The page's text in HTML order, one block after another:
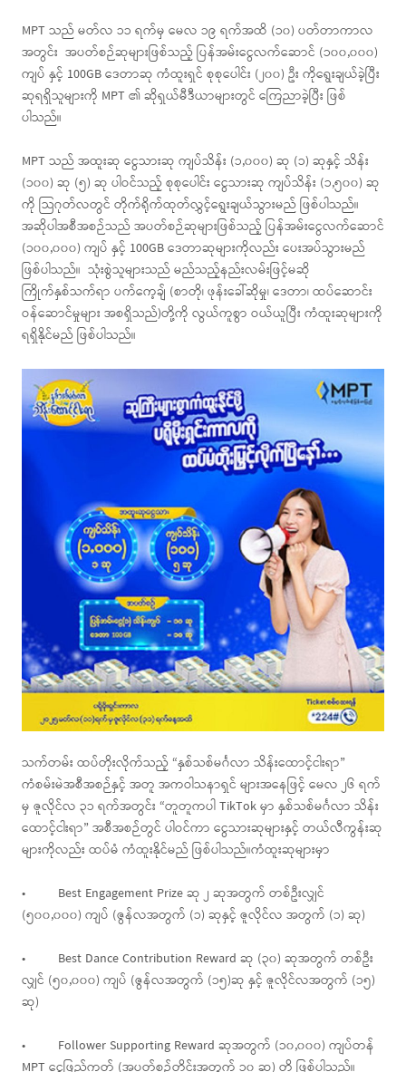
MPT သည် မတ်လ ၁၁ ရက်မှ မေလ ၁၉ ရက်အထိ (၁၀) ပတ်တာကာလ
အတွင်း အပတ်စဉ်ဆုများဖြစ်သည့် ပြန်အမ်းငွေလက်ဆောင် (၁၀၀,၀၀၀)
ကျပ် နှင့် 100GB ဒေတာဆု ကံထူးရှင် စုစုပေါင်း (၂၀၀) ဦး ကိုရွေးချယ်ခဲ့ပြီး
ဆုရရှိသူများကို MPT ၏ ဆိုရှယ်မီဒီယာများတွင် ကြေညာခဲ့ပြီး ဖြစ်
ပါသည်။
MPT သည် အထူးဆု ငွေသားဆု ကျပ်သိန်း (၁,၀၀၀) ဆု (၁) ဆုနှင့် သိန်း
(၁၀၀) ဆု (၅) ဆု ပါဝင်သည့် စုစုပေါင်း ငွေသားဆု ကျပ်သိန်း (၁,၅၀၀) ဆု
ကို သြဂုတ်လတွင် တိုက်ရိုက်ထုတ်လွှင့်ရွေးချယ်သွားမည် ဖြစ်ပါသည်။
အဆိုပါအစီအစဉ်သည် အပတ်စဉ်ဆုများဖြစ်သည့် ပြန်အမ်းငွေလက်ဆောင်
(၁၀၀,၀၀၀) ကျပ် နှင့် 100GB ဒေတာဆုများကိုလည်း ပေးအပ်သွားမည်
ဖြစ်ပါသည်။ သုံးစွဲသူများသည် မည်သည့်နည်းလမ်းဖြင့်မဆို
ကြိုက်နှစ်သက်ရာ ပက်ကေ့ချ် (စာတို၊ ဖုန်းခေါ်ဆိုမှု၊ ဒေတာ၊ ထပ်ဆောင်း
ဝန်ဆောင်မှုများ အစရှိသည်)တို့ကို လွယ်ကူစွာ ဝယ်ယူပြီး ကံထူးဆုများကို
ရရှိနိုင်မည် ဖြစ်ပါသည်။
သက်တမ်း ထပ်တိုးလိုက်သည့် “နှစ်သစ်မင်္ဂလာ သိန်းထောင့်ငါးရာ”
ကံစမ်းမဲအစီအစဉ်နှင့် အတူ အကဝါသနာရှင် များအနေဖြင့် မေလ ၂၆ ရက်
မှ ဇူလိုင်လ ၃၁ ရက်အတွင်း “တူတူကပါ TikTok မှာ နှစ်သစ်မင်္ဂလာ သိန်း
ထောင့်ငါးရာ” အစီအစဉ်တွင် ပါဝင်ကာ ငွေသားဆုများနှင့် တယ်လီကွန်းဆု
များကိုလည်း ထပ်မံ ကံထူးနိုင်မည် ဖြစ်ပါသည်။ကံထူးဆုများမှာ
• Best Engagement Prize ဆု ၂ ဆုအတွက် တစ်ဦးလျှင်
(၅၀၀,၀၀၀) ကျပ် (ဇွန်လအတွက် (၁) ဆုနှင့် ဇူလိုင်လ အတွက် (၁) ဆု)
• Best Dance Contribution Reward ဆု (၃၀) ဆုအတွက် တစ်ဦး
လျှင် (၅၀,၀၀၀) ကျပ် (ဇွန်လအတွက် (၁၅)ဆု နှင့် ဇူလိုင်လအတွက် (၁၅)
ဆု)
• Follower Supporting Reward ဆုအတွက် (၁၀,၀၀၀) ကျပ်တန်